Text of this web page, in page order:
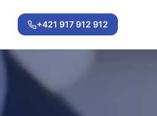
+421 917 912 912